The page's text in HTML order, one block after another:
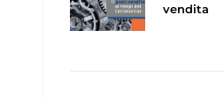
vendita